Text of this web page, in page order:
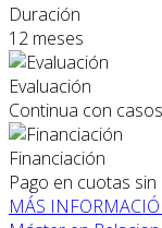
Duración
12 meses
Evaluación
Continua con
Financiación
Pago en cuotas
MÁS